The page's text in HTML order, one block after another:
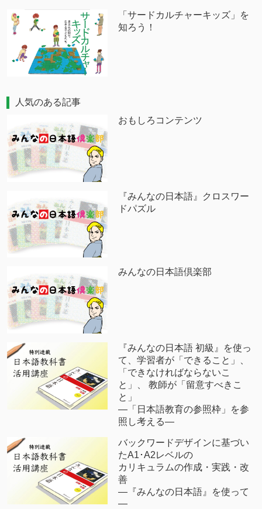
「サードカルチャーキッズ」を
知ろう！
人気のある記事
おもしろコンテンツ
『みんなの日本語』クロスワー
ドパズル
みんなの日本語倶楽部
『みんなの日本語 初級』を使っ
て、学習者が「できること」、
「できなければならないこ
と」、 教師が「留意すべきこ
と」
―「日本語教育の参照枠」を参
照し考える―
バックワードデザインに基づい
たA1･A2レベルの
カリキュラムの作成・実践・改
善
―『みんなの日本語』を使って
―